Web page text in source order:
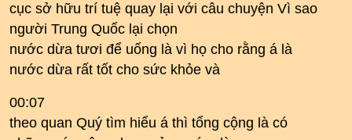
cục sở hữu trí tuệ quay lại với câu chuyện Vì sao
người Trung Quốc lại chọn
nước dừa tươi để uống là vì họ cho rằng á là
nước dừa rất tốt cho sức khỏe và
00:07
theo quan Quý tìm hiểu á thì tổng cộng là có